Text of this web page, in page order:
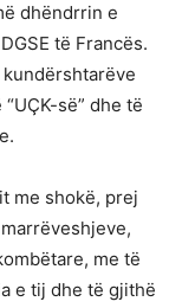
dhëndrrin e
të Francës.
së” dhe të
me shokë, prej
me të
e tij dhe të gjithë